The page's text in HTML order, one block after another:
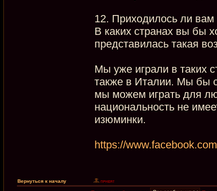
12. Приходилось ли вам
В каких странах вы бы
представилась такая
Мы уже играли в таких
также в Италии. Мы бы
мы можем играть для
национальность не
изюминки.
https://
Вернуться к началу